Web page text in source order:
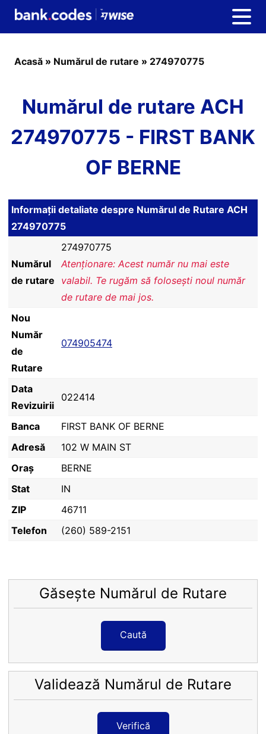
Acasă » Numărul de rutare » 274970775
Numărul de rutare ACH
274970775 - FIRST BANK
OF BERNE
Informații detaliate despre Numărul de Rutare ACH
274970775
Numărul
de rutare
274970775
Atenționare: Acest număr nu mai este
valabil. Te rugăm să folosești noul număr
de rutare de mai jos.
Nou
Număr
de
Rutare
074905474
Data
Revizuirii
022414
Banca
FIRST BANK OF BERNE
Adresă
102 W MAIN ST
Oraș
BERNE
Stat
IN
ZIP
46711
Telefon
(260) 589-2151
Găsește Numărul de Rutare
Caută
Validează Numărul de Rutare
Verifică